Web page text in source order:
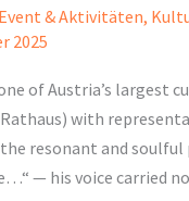
Event & Aktivitäten,
2025
of Austria’s largest
with
resonant and
— his voice carried